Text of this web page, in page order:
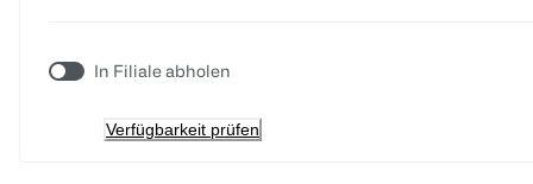
In Filiale abholen
Verfügbarkeit prüfen